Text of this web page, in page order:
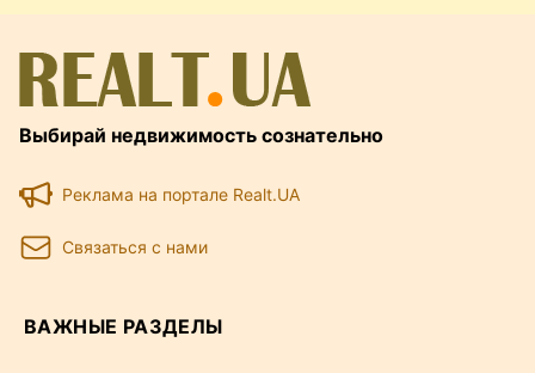
Выбирай недвижимость сознательно
Реклама на портале Realt.UA
Связаться с нами
ВАЖНЫЕ РАЗДЕЛЫ